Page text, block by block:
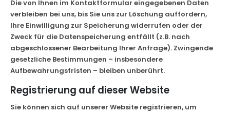
Die von Ihnen im Kontaktformular eingegebenen Daten
verbleiben bei uns, bis Sie uns zur Löschung auffordern,
Ihre Einwilligung zur Speicherung widerrufen oder der
Zweck für die Datenspeicherung entfällt (z.B. nach
abgeschlossener Bearbeitung Ihrer Anfrage). Zwingende
gesetzliche Bestimmungen – insbesondere
Aufbewahrungsfristen – bleiben unberührt.
Registrierung auf dieser Website
Sie können sich auf unserer Website registrieren, um